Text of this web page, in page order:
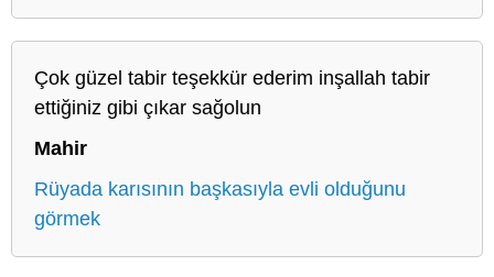
Çok güzel tabir teşekkür ederim inşallah tabir
ettiğiniz gibi çıkar sağolun
Mahir
Rüyada karısının başkasıyla evli olduğunu
görmek